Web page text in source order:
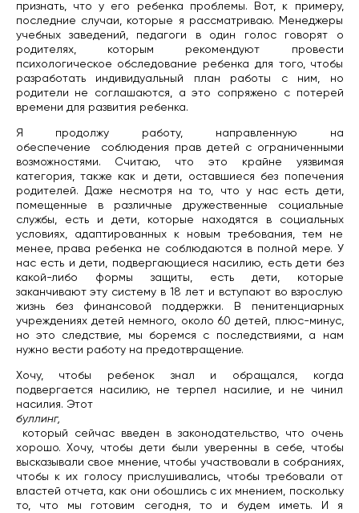
признать, что у его ребенка проблемы. Вот, к примеру,
последние случаи, которые я рассматриваю. Менеджеры
учебных заведений, педагоги в один голос говорят о
родителях, которым рекомендуют провести
психологическое обследование ребенка для того, чтобы
разработать индивидуальный план работы с ним, но
родители не соглашаются, а это сопряжено с потерей
времени для развития ребенка.
Я продолжу работу, направленную на
обеспечение
соблюдения прав детей с ограниченными
возможностями. Считаю, что это крайне уязвимая
категория, также как и дети, оставшиеся без попечения
родителей. Даже несмотря на то, что у нас есть дети,
помещенные в различные дружественные социальные
службы, есть и дети, которые находятся в социальных
условиях, адаптированных к новым требования, тем не
менее, права ребенка не соблюдаются в полной мере. У
нас есть и дети, подвергающиеся насилию, есть дети без
какой-либо формы защиты, есть дети, которые
заканчивают эту систему в 18 лет и вступают во взрослую
жизнь без финансовой поддержки. В пенитенциарных
учреждениях детей немного, около 60 детей, плюс-минус,
но это следствие, мы боремся с последствиями, а нам
нужно вести работу на предотвращение.
Хочу, чтобы ребенок знал и обращался, когда
подвергается насилию, не терпел насилие, и не чинил
насилия. Этот
буллинг,
который сейчас введен в законодательство, что очень
хорошо. Хочу, чтобы дети были уверенны в себе, чтобы
высказывали свое мнение, чтобы участвовали в собраниях,
чтобы к их голосу прислушивались, чтобы требовали от
властей отчета, как они обошлись с их мнением, поскольку
то, что мы готовим сегодня, то и будем иметь. И я